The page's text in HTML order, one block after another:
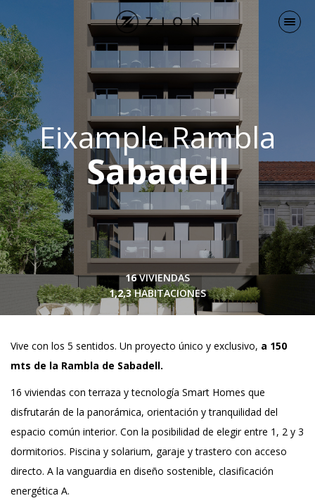
Eixample Rambla
Sabadell
16VIVIENDAS
1,2,3HABITACIONES
Vive con los 5 sentidos. Un proyecto único y exclusivo, a 150
mts de la Rambla de Sabadell.
16 viviendas con terraza y tecnología Smart Homes que
disfrutarán de la panorámica, orientación y tranquilidad del
espacio común interior. Con la posibilidad de elegir entre 1, 2 y 3
dormitorios. Piscina y solarium, garaje y trastero con acceso
directo. A la vanguardia en diseño sostenible, clasificación
energética A.